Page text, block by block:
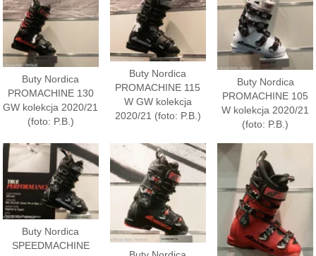
Buty Nordica
PROMACHINE 130
GW kolekcja 2020/21
(foto: P.B.)
Buty Nordica
PROMACHINE 115
W GW kolekcja
2020/21 (foto: P.B.)
Buty Nordica
PROMACHINE 105
W kolekcja 2020/21
(foto: P.B.)
Buty Nordica
SPEEDMACHINE